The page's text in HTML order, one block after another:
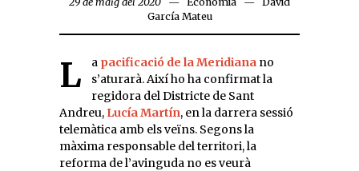
García Mateu
La pacificació de la Meridiana no
s’aturarà. Així ho ha confirmat la
regidora del Districte de Sant
Andreu, Lucía Martín, en la darrera sessió
telemàtica amb els veïns. Segons la
màxima responsable del territori, la
reforma de l’avinguda no es veurà